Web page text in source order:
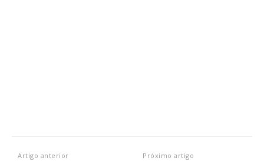
Artigo anterior Próximo artigo